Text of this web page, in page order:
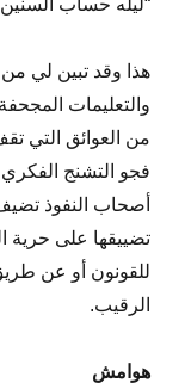
“ليله حساب
هذا وقد تبين لي من
والتعليمات
من العوائق التي
فجو التشنج الفكري
أصحاب النفوذ
تضييقها على حرية
للقونون أو عن
الرقيب.
هوامش